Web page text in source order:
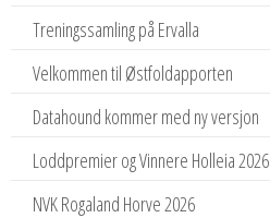
Treningssamling på Ervalla
Velkommen til Østfoldapporten
Datahound kommer med ny versjon
Loddpremier og Vinnere Holleia 2026
NVK Rogaland Horve 2026